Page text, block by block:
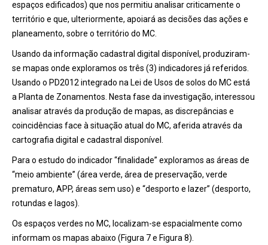
espaços edificados) que nos permitiu analisar criticamente o
território e que, ulteriormente, apoiará as decisões das ações e
planeamento, sobre o território do MC.
Usando da informação cadastral digital disponível, produziram-
se mapas onde exploramos os três (3) indicadores já referidos.
Usando o PD2012 integrado na Lei de Usos de solos do MC está
a Planta de Zonamentos. Nesta fase da investigação, interessou
analisar através da produção de mapas, as discrepâncias e
coincidências face à situação atual do MC, aferida através da
cartografia digital e cadastral disponível.
Para o estudo do indicador “finalidade” exploramos as áreas de
“meio ambiente” (área verde, área de preservação, verde
prematuro, APP, áreas sem uso) e “desporto e lazer” (desporto,
rotundas e lagos).
Os espaços verdes no MC, localizam-se espacialmente como
informam os mapas abaixo (Figura 7 e Figura 8).